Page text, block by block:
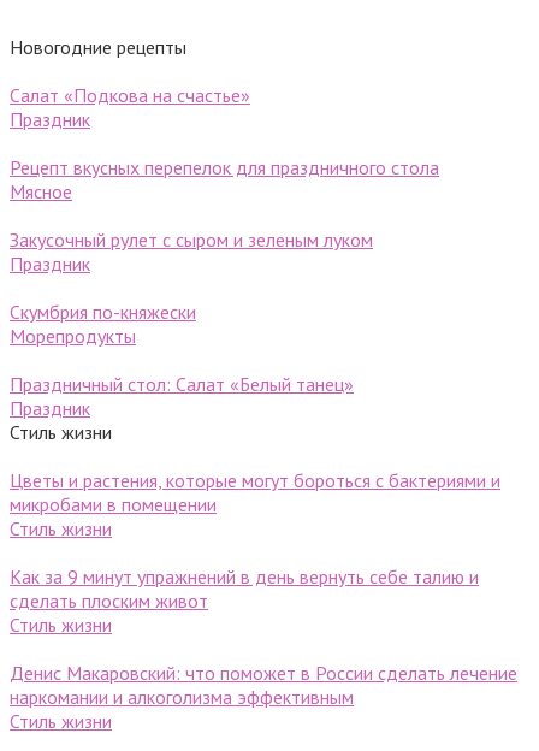
Новогодние рецепты
Салат «Подкова на счастье»
Праздник
Рецепт вкусных перепелок для праздничного стола
Мясное
Закусочный рулет с сыром и зеленым луком
Праздник
Скумбрия по-княжески
Морепродукты
Праздничный стол: Салат «Белый танец»
Праздник
Стиль жизни
Цветы и растения, которые могут бороться с бактериями и
микробами в помещении
Стиль жизни
Как за 9 минут упражнений в день вернуть себе талию и
сделать плоским живот
Стиль жизни
Денис Макаровский: что поможет в России сделать лечение
наркомании и алкоголизма эффективным
Стиль жизни